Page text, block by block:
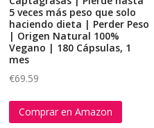
5 veces más peso que solo
haciendo dieta | Perder Peso
| Origen Natural 100%
Vegano | 180 Cápsulas, 1
mes
€69.59
Comprar en Amazon